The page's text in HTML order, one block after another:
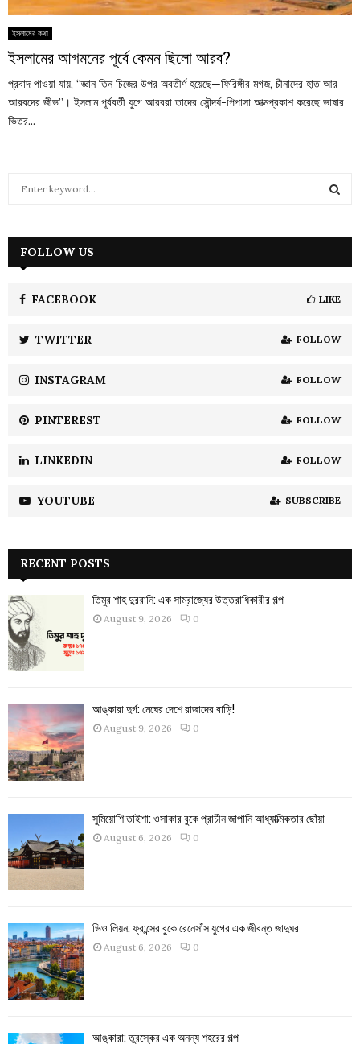
ইসলামের কথা
ইসলামের আগমনের পূর্বে কেমন ছিলো আরব?
প্রবাদ পাওয়া যায়, “জ্ঞান তিন চিজের উপর অবতীর্ণ হয়েছে—ফিরিঙ্গীর মগজ, চীনাদের হাত আর
আরবদের জীভ”। ইসলাম পূর্ববর্তী যুগে আরবরা তাদের সৌন্দর্য-পিপাসা আত্মপ্রকাশ করেছে ভাষার
ভিতর...
h
H
FOLLOW US
FACEBOOK LIKE
TWITTER FOLLOW
INSTAGRAM FOLLOW
PINTEREST FOLLOW
LINKEDIN FOLLOW
YOUTUBE SUBSCRIBE
RECENT POSTS
তিমুর শাহ দুররানি: এক সাম্রাজ্যের উত্তরাধিকারীর গল্প
August 9, 2026 0
আঙ্কারা দুর্গ: মেঘের দেশে রাজাদের বাড়ি!
August 9, 2026 0
সুমিয়োশি তাইশা: ওসাকার বুকে প্রাচীন জাপানি আধ্যাত্মিকতার ছোঁয়া
August 6, 2026 0
ভিও লিয়ন: ফ্রান্সের বুকে রেনেসাঁস যুগের এক জীবন্ত জাদুঘর
August 6, 2026 0
আঙ্কারা: তুরস্কের এক অনন্য শহরের গল্প